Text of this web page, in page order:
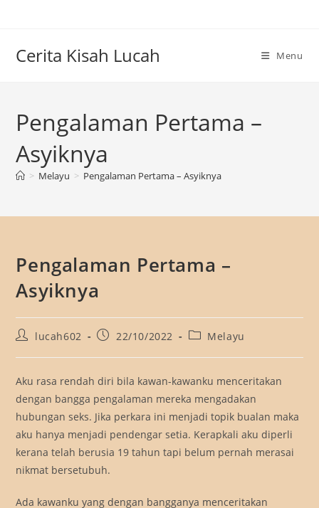
Cerita Kisah Lucah Menu
Pengalaman Pertama –
Asyiknya
> Melayu > Pengalaman Pertama – Asyiknya
Pengalaman Pertama –
Asyiknya
Postlucah602
Post22/10/2022
PostMelayu
Aku rasa rendah diri bila kawan-kawanku menceritakan
dengan bangga pengalaman mereka mengadakan
hubungan seks. Jika perkara ini menjadi topik bualan maka
aku hanya menjadi pendengar setia. Kerapkali aku diperli
kerana telah berusia 19 tahun tapi belum pernah merasai
nikmat bersetubuh.
Ada kawanku yang dengan bangganya menceritakan